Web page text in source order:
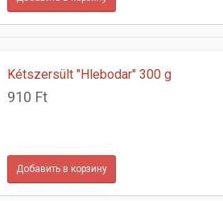
Kétszersült "Hlebodar" 300 g
910 Ft